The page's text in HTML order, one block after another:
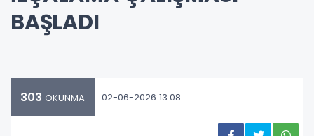
BAŞLADI
303 OKUNMA 02-06-2026 13:08